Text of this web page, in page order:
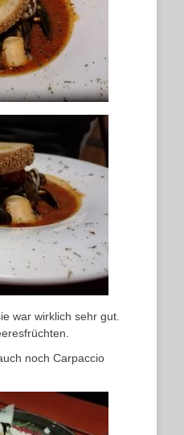
war wirklich sehr gut.
noch Carpaccio